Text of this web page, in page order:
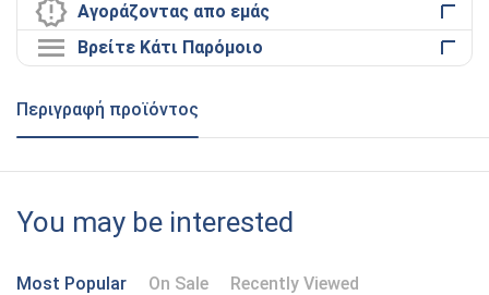
Αγοράζοντας απο εμάς
Βρείτε Κάτι Παρόμοιο
Περιγραφή προϊόντος
You may be interested
Most Popular On Sale Recently Viewed